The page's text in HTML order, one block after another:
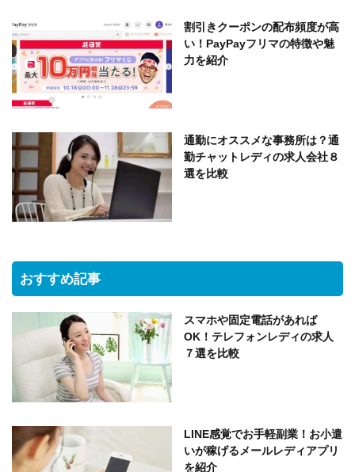
割引きクーポンの配布頻度が高
い！PayPayフリマの特徴や魅
力を紹介
通勤にオススメな事務所は？通
勤チャットレディの求人会社８
選を比較
おすすめ記事
スマホや固定電話があれば
OK！テレフォンレディの求人
７選を比較
LINE感覚でお手軽副業！お小遣
いが稼げるメールレディアプリ
を紹介